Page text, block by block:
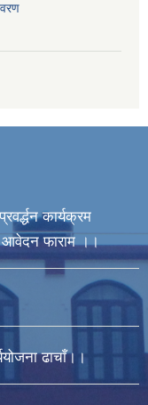
कार्यक्रम
आवेदन फाराम ।।
ढाचाँ।।